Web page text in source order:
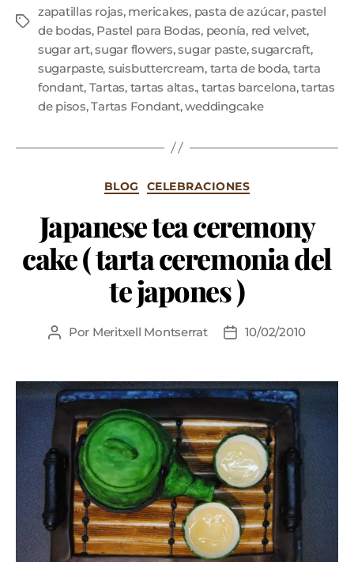
zapatillas rojas, mericakes, pasta de azúcar, pastel
de bodas, Pastel para Bodas, peonía, red velvet,
sugar art,sugar flowers,sugar paste,sugarcraft,
sugarpaste, suisbuttercream, tarta de boda, tarta
fondant, Tartas, tartas altas., tartas barcelona,tartas
de pisos,Tartas Fondant,weddingcake
BLOG CELEBRACIONES
Japanese tea ceremony
cake ( tarta ceremonia del
te japones )
Por Meritxell Montserrat 10/02/2010